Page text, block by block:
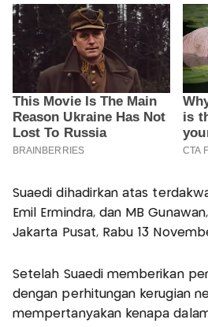
Suaedi dihadirkan atas
Emil Ermindra, dan MB
Jakarta Pusat, Rabu 13
Setelah Suaedi memberikan
dengan perhitungan kerugian
mempertanyakan kenapa